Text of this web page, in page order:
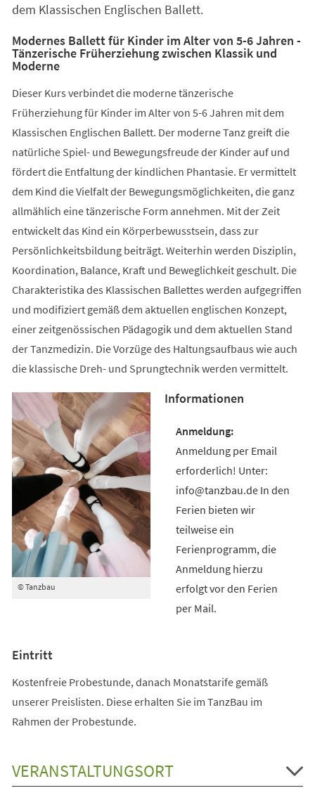
dem Klassischen Englischen Ballett.
Modernes Ballett für Kinder im Alter von 5-6 Jahren -
Tänzerische Früherziehung zwischen Klassik und
Moderne
Dieser Kurs verbindet die moderne tänzerische
Früherziehung für Kinder im Alter von 5-6 Jahren mit dem
Klassischen Englischen Ballett. Der moderne Tanz greift die
natürliche Spiel- und Bewegungsfreude der Kinder auf und
fördert die Entfaltung der kindlichen Phantasie. Er vermittelt
dem Kind die Vielfalt der Bewegungsmöglichkeiten, die ganz
allmählich eine tänzerische Form annehmen. Mit der Zeit
entwickelt das Kind ein Körperbewusstsein, dass zur
Persönlichkeitsbildung beiträgt. Weiterhin werden Disziplin,
Koordination, Balance, Kraft und Beweglichkeit geschult. Die
Charakteristika des Klassischen Ballettes werden aufgegriffen
und modifiziert gemäß dem aktuellen englischen Konzept,
einer zeitgenössischen Pädagogik und dem aktuellen Stand
der Tanzmedizin. Die Vorzüge des Haltungsaufbaus wie auch
die klassische Dreh- und Sprungtechnik werden vermittelt.
© Tanzbau
Informationen
Anmeldung per Email
erforderlich! Unter:
info@tanzbau.de In den
Ferien bieten wir
teilweise ein
Ferienprogramm, die
Anmeldung hierzu
erfolgt vor den Ferien
per Mail.
Eintritt
Kostenfreie Probestunde, danach Monatstarife gemäß
unserer Preislisten. Diese erhalten Sie im TanzBau im
Rahmen der Probestunde.
VERANSTALTUNGSORT